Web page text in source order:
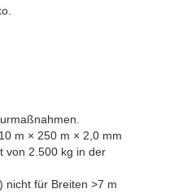
m × 250 m × 2,0 mm
von 2.500 kg in der
nicht für Breiten >7 m